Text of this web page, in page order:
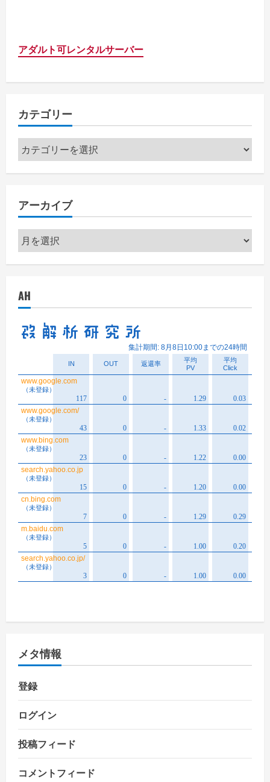
アダルト可レンタルサーバー
カテゴリー
カ
テ
ー
アーカイブ
ア
ー
ブ
AH
メタ情報
登録
ログイン
投稿フィード
コメントフィード